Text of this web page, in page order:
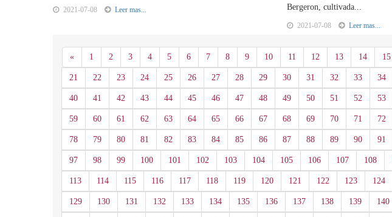
2021-07-08 Leer mas...
Bergeron, cultivada...
2021-07-08 Leer mas...
«Anterior
1 2 3 4 5 6 7 8 9 10 11 12 13 14 15
21 22 23 24 25 26 27 28 29 30 31 32 33 34
40 41 42 43 44 45 46 47 48 49 50 51 52 53
59 60 61 62 63 64 65 66 67 68 69 70 71 72
78 79 80 81 82 83 84 85 86 87 88 89 90 91
97 98 99 100 101 102 103 104 105 106 107 108
113 114 115 116 117 118 119 120 121 122 123 124
129 130 131 132 133 134 135 136 137 138 139 140